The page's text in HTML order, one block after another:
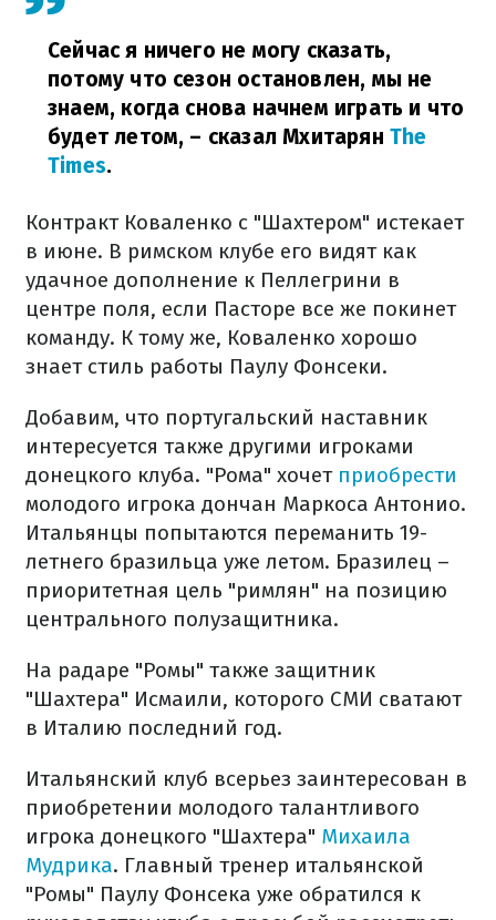
Сейчас я ничего не могу сказать,
потому что сезон остановлен, мы не
знаем, когда снова начнем играть и что
будет летом, – сказал Мхитарян The
Times.
Контракт Коваленко с "Шахтером" истекает
в июне. В римском клубе его видят как
удачное дополнение к Пеллегрини в
центре поля, если Пасторе все же покинет
команду. К тому же, Коваленко хорошо
знает стиль работы Паулу Фонсеки.
Добавим, что португальский наставник
интересуется также другими игроками
донецкого клуба. "Рома" хочет приобрести
молодого игрока дончан Маркоса Антонио.
Итальянцы попытаются переманить 19-
летнего бразильца уже летом. Бразилец –
приоритетная цель "римлян" на позицию
центрального полузащитника.
На радаре "Ромы" также защитник
"Шахтера" Исмаили, которого СМИ сватают
в Италию последний год.
Итальянский клуб всерьез заинтересован в
приобретении молодого талантливого
игрока донецкого "Шахтера" Михаила
Мудрика. Главный тренер итальянской
"Ромы" Паулу Фонсека уже обратился к